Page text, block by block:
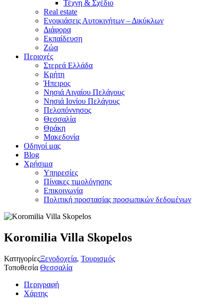
Τέχνη & Σχέδιο
Real estate
Ενοικιάσεις Αυτοκινήτων – Δικύκλων
Διάφορα
Εκπαίδευση
Ζώα
Περιοχές
Στερεά Ελλάδα
Κρήτη
Ήπειρος
Νησιά Αιγαίου Πελάγους
Νησιά Ιονίου Πελάγους
Πελοπόννησος
Θεσσαλία
Θράκη
Μακεδονία
Οδηγοί μας
Blog
Χρήσιμα
Υπηρεσίες
Πίνακες τιμολόγησης
Επικοινωνία
Πολιτική προστασίας προσωπικών δεδομένων
Koromilia Villa Skopelos
ΚατηγορίεςΞενοδοχεία, Τουρισμός
Τοποθεσία Θεσσαλία
Περιγραφή
Χάρτης